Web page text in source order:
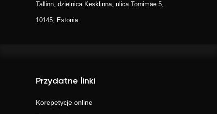
Tallinn, dzielnica Kesklinna, ulica Tornimäe 5,
10145, Estonia
Przydatne linki
Korepetycje online